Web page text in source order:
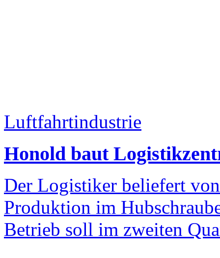
Luftfahrtindustrie
Honold baut
Der Logistiker beliefert
Produktion im
Betrieb soll im zweiten